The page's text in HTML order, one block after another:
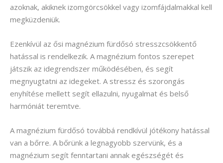
azoknak, akiknek izomgörcsökkel vagy izomfájdalmakkal kell
megküzdeniük.
Ezenkívül az ősi magnézium fürdősó stresszcsökkentő
hatással is rendelkezik. A magnézium fontos szerepet
játszik az idegrendszer működésében, és segít
megnyugtatni az idegeket. A stressz és szorongás
enyhítése mellett segít ellazulni, nyugalmat és belső
harmóniát teremtve.
A magnézium fürdősó továbbá rendkívül jótékony hatással
van a bőrre. A bőrünk a legnagyobb szervünk, és a
magnézium segít fenntartani annak egészségét és